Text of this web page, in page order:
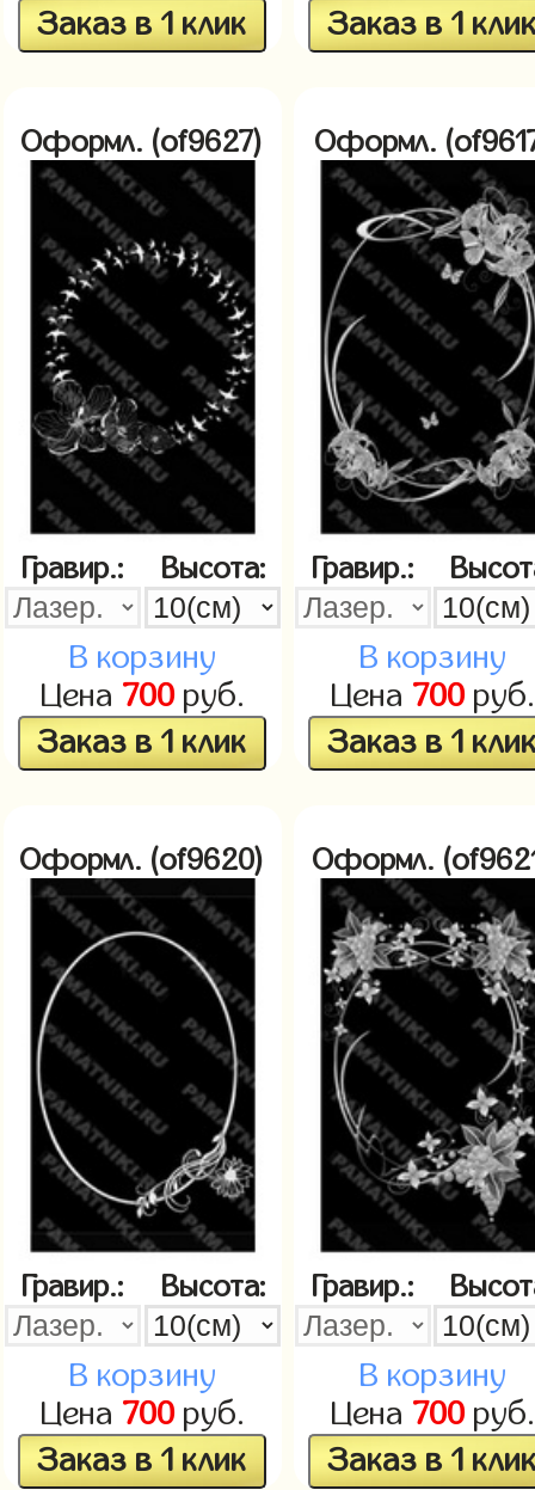
Заказ в 1 клик
Заказ в 1
Оформл. (of9627)
Гравир.: Высота:
В корзину
Цена 700руб.
Заказ в 1 клик
Оформл.
Гравир.:
В корзину
Цена 700руб.
Заказ в 1
Оформл. (of9620)
Гравир.: Высота:
В корзину
Цена 700руб.
Заказ в 1 клик
Оформл.
Гравир.:
В корзину
Цена 700руб.
Заказ в 1